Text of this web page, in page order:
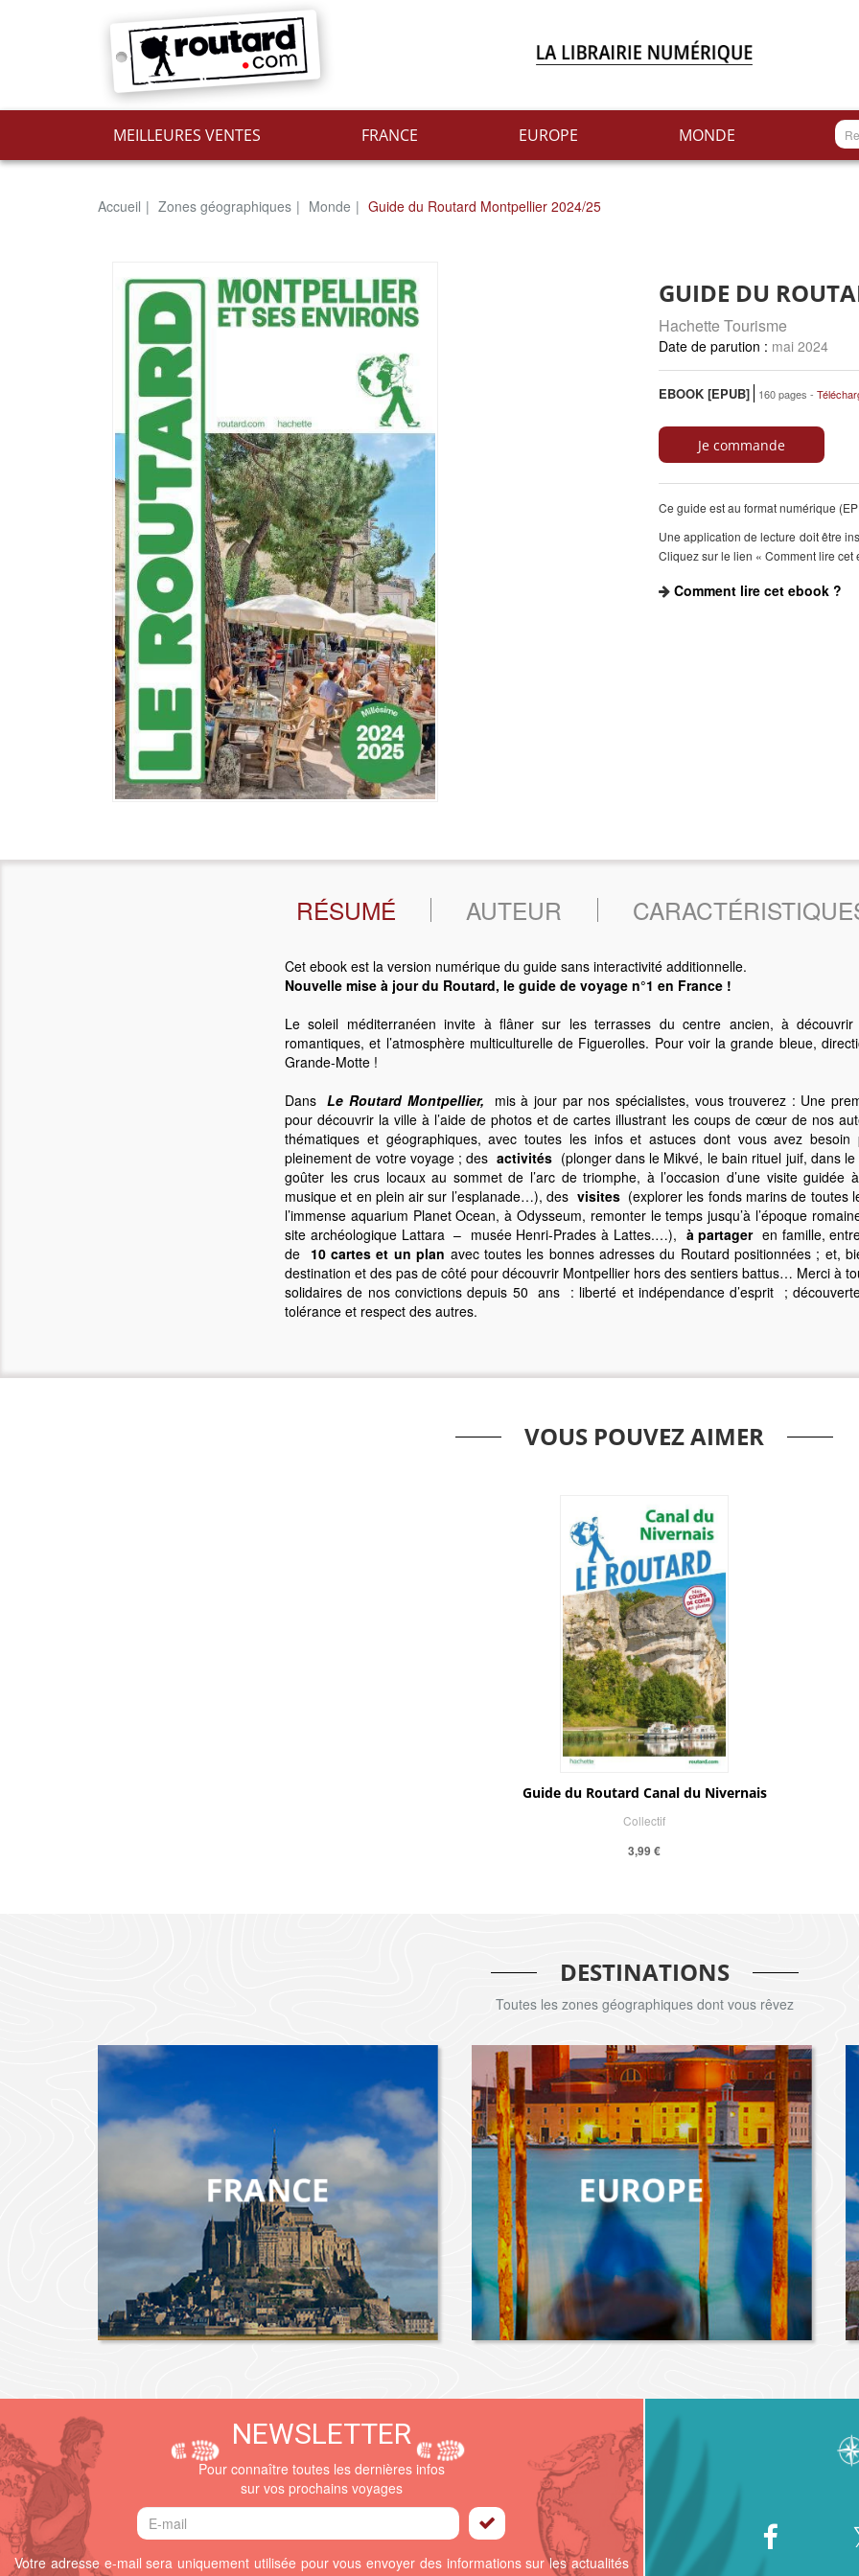
MEILLEURES VENTES FRANCE EUROPE MONDE
Accueil
Zones géographiques Monde Guide du Routard Montpellier 2024/25
GUIDE DU
Hachette Tourisme
mai 2024
EBOOK [EPUB] 160 pages
Ce guide est au format numérique
Une application de lecture doit être
Cliquez sur le lien « Comment lire
Comment lire cet ebook ?
RÉSUMÉ AUTEUR
Cet ebook est la version numérique du guide sans interactivité additionnelle.
Nouvelle mise à jour du Routard, le guide de voyage n°1 en France !
Le soleil méditerranéen invite à flâner sur les terrasses du centre ancien, à
romantiques, et l’atmosphère multiculturelle de Figuerolles. Pour voir la grande bleue,
Grande-Motte !
DansLe Routard Montpellier, mis à jour par nos spécialistes, vous trouverez : Une
pour découvrir la ville à l’aide de photos et de cartes illustrant les coups de cœur de nos
thématiques et géographiques, avec toutes les infos et astuces dont vous avez
pleinement de votre voyage ; des activités (plonger dans le Mikvé, le bain rituel juif, dans
goûter les crus locaux au sommet de l’arc de triomphe, à l’occasion d’une visite guidée
musique et en plein air sur l’esplanade…), des visites(explorer les fonds marins de toutes
l’immense aquarium Planet Ocean, à Odysseum, remonter le temps jusqu’à l’époque
site archéologique Lattara – musée Henri-Prades à Lattes.…), à partageren famille,
de 10 cartes et un plan avec toutes les bonnes adresses du Routard positionnées ; et,
destination et des pas de côté pour découvrir Montpellier hors des sentiers battus… Merci à
solidaires de nos convictions depuis 50 ans : liberté et indépendance d’esprit ;
tolérance et respect des autres.
VOUS POUVEZ AIMER
Guide du Routard Canal du Nivernais
Collectif
3,99 €
DESTINATIONS
Toutes les zones géographiques dont vous rêvez
NEWSLETTER
Pour connaître toutes les dernières infos
sur vos prochains voyages
Votre adresse e-mail sera uniquement utilisée pour vous envoyer des informations sur les actualités